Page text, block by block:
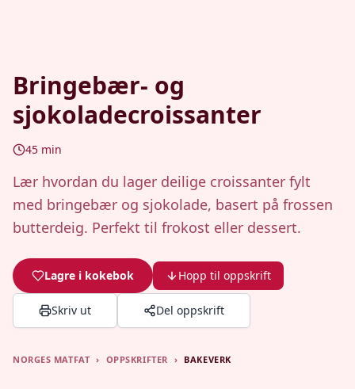
Bringebær- og
sjokoladecroissanter
45 min
Lær hvordan du lager deilige croissanter fylt
med bringebær og sjokolade, basert på frossen
butterdeig. Perfekt til frokost eller dessert.
Lagre i kokebok Hopp til oppskrift
Skriv ut Del oppskrift
NORGES MATFAT › OPPSKRIFTER › BAKEVERK